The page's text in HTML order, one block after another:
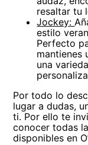
resaltar tu
Jockey:
estilo
Perfecto
mantienes
una
Por todo lo
lugar a dudas,
ti. Por ello te
conocer todas
disponibles en